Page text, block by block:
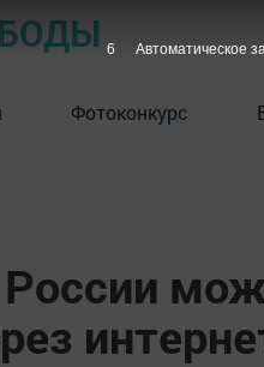
Фотоконкурс
5 Автоматическое